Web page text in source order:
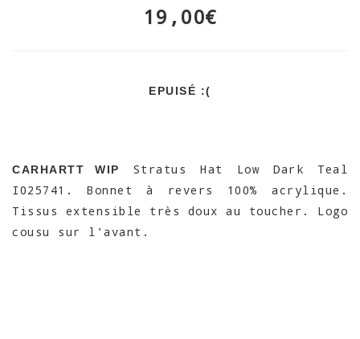
19,00€
EPUISÉ :(
CARHARTT WIP
Stratus Hat Low Dark Teal
I025741. Bonnet à revers 100% acrylique.
Tissus extensible très doux au toucher. Logo
cousu sur l'avant.